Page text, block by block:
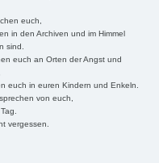
euch,
in den Archiven und im Himmel
sind.
euch an Orten der Angst und
euch in euren Kindern und Enkeln.
von euch,
vergessen.